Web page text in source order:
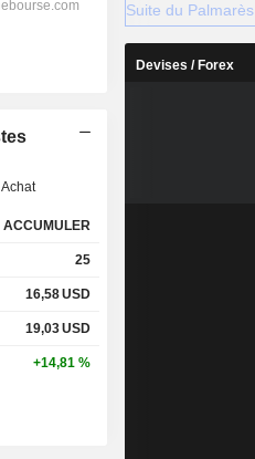
Achat
ACCUMULER
25
16,58USD
19,03USD
+14,81 %
Suite du Palmarès
Devises / Forex